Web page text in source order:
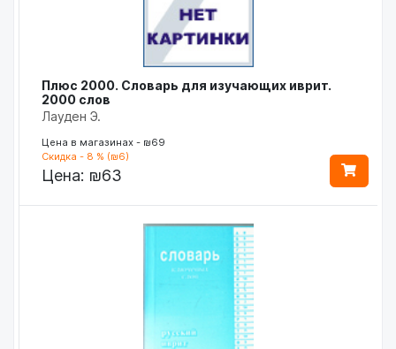
Плюс 2000. Словарь для изучающих иврит.
2000 слов
Лауден Э.
Цена в магазинах - ₪69
Скидка - 8 % (₪6)
Цена: ₪63